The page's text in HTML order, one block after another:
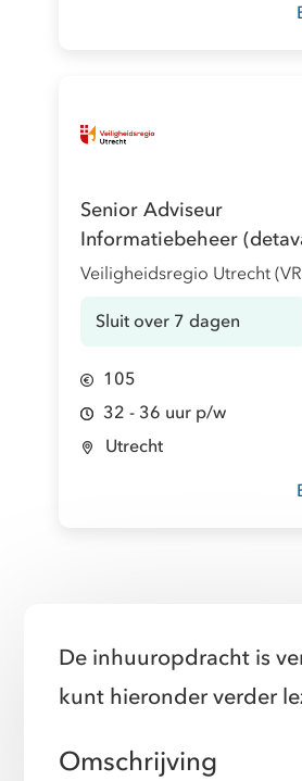
Senior Adviseur
Informatiebeheer
Veiligheidsregio Utrecht
Sluit over 7 dagen
105
32 - 36 uur p/w
Utrecht
De inhuuropdracht is
kunt hieronder verder
Omschrijving